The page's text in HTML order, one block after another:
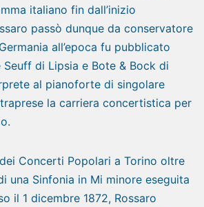
italiano fin dall’inizio
passò dunque da conservatore
all’epoca fu pubblicato
di Lipsia e Bote & Bock di
al pianoforte di singolare
la carriera concertistica per
Concerti Popolari a Torino oltre
una Sinfonia in Mi minore eseguita
il 1 dicembre 1872, Rossaro